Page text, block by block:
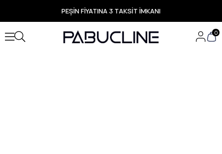
PEŞİN FİYATINA 3 TAKSİT İMKANI
TÜM ÜRÜNLERDE ÜCRETSİZ KARGO
Yeni Sezon Ürünlerde Özel Fırsatlar
Seçili Ürünlerde Hızlı Teslimat
0